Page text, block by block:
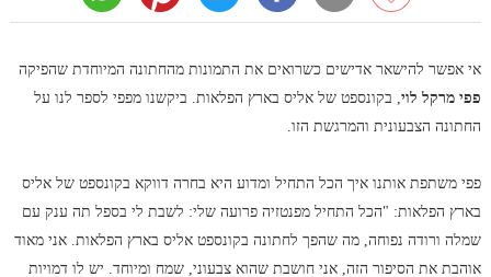
אי אפשר להישאר אדישים כשרואים את התמונות מהחתונה המיוחדת שהפיקה
פפי מרקל לוי, בקונספט של אליס בארץ הפלאות. ביקשנו מפפי לספר לנו על
החתונה הצבעונית והמרגשת הזו.
פפי משתפת אותנו איך הכל התחיל ומדוע היא בחרה דווקא בקונספט של אליס
בארץ הפלאות: "הכל התחיל מפנטזיה פרועה שלי: לשבת לי בספל תה ענק עם
שמלה ורודה נפוחה, מה שהפך לחתונה בקונספט אליס בארץ הפלאות. אני מאוד
אוהבת את הסיפור הזה, אני חושבת שהוא צבעוני, שמח ומיוחד. יש לו דמויות